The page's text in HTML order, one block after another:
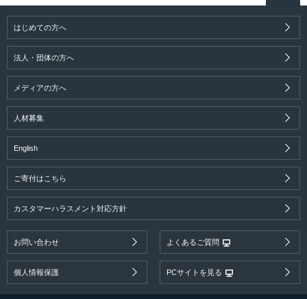
はじめての方へ
法人・団体の方へ
メディアの方へ
人材募集
English
ご寄付はこちら
カスタマーハラスメント対応方針
お問い合わせ よくあるご質問
個人情報保護 PCサイトを見る